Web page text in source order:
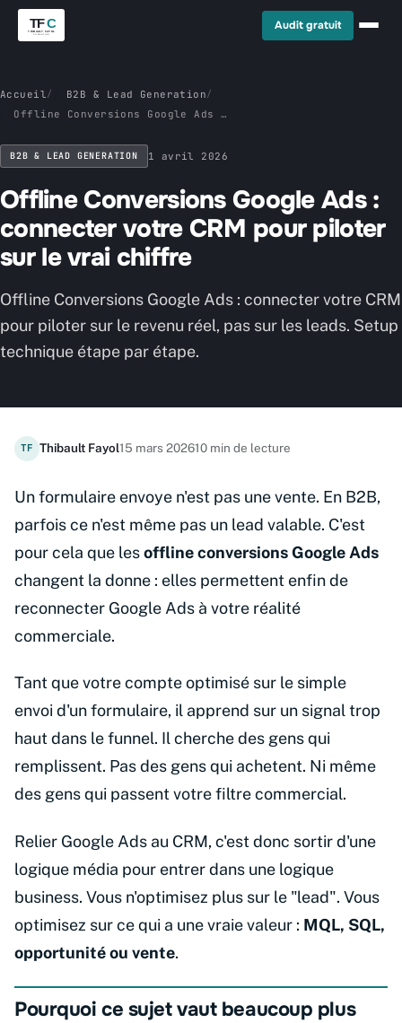
Audit gratuit
Accueil/ B2B & Lead Generation/
Offline Conversions Google Ads :
sur le vrai chiffre
B2B & LEAD GENERATION 1 avril 2026
Offline Conversions Google Ads :
connecter votre CRM pour piloter
sur le vrai chiffre
Offline Conversions Google Ads : connecter votre CRM
pour piloter sur le revenu réel, pas sur les leads. Setup
technique étape par étape.
TF Thibault Fayol15 mars 202610 min de lecture
Un formulaire envoye n'est pas une vente. En B2B,
parfois ce n'est même pas un lead valable. C'est
pour cela que lesoffline conversions Google Ads
changent la donne : elles permettent enfin de
reconnecter Google Ads à votre réalité
commerciale.
Tant que votre compte optimisé sur le simple
envoi d'un formulaire, il apprend sur un signal trop
haut dans le funnel. Il cherche des gens qui
remplissent. Pas des gens qui achetent. Ni même
des gens qui passent votre filtre commercial.
Relier Google Ads au CRM, c'est donc sortir d'une
logique média pour entrer dans une logique
business. Vous n'optimisez plus sur le "lead". Vous
optimisez sur ce qui a une vraie valeur : MQL, SQL,
opportunité ou vente.
Pourquoi ce sujet vaut beaucoup plus